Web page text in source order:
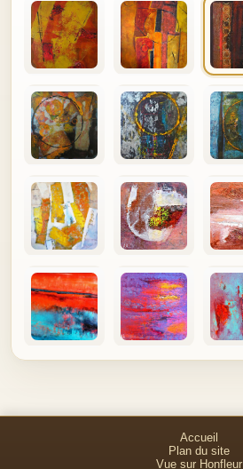
Accueil
Plan du site
Vue sur Honfleur